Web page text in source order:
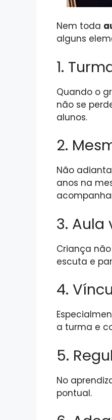
Nem toda
alguns
1.
Quando o
não se
alunos.
2.
Não
anos na
3. Aula
Criança
escuta e
4.
a turma e
5.
No
pontual.